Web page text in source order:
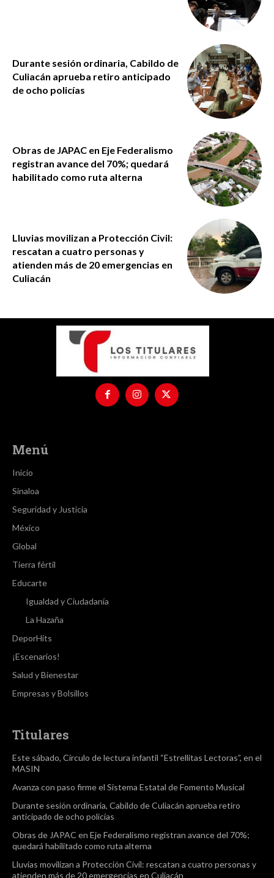
Durante sesión ordinaria, Cabildo de
Culiacán aprueba retiro anticipado
de ocho policías
Obras de JAPAC en Eje Federalismo
registran avance del 70%; quedará
habilitado como ruta alterna
Lluvias movilizan a Protección Civil:
rescatan a cuatro personas y
atienden más de 20 emergencias en
Culiacán
Menú
Inicio
Sinaloa
Seguridad y Justicia
México
Global
Tierra fértil
Educarte
Igualdad y Ciudadanía
La Hazaña
DeporHits
¡Escenarios!
Salud y Bienestar
Empresas y Bolsillos
Titulares
Este sábado, Círculo de lectura infantil “Estrellitas Lectoras”, en el
MASIN
Avanza con paso firme el Sistema Estatal de Fomento Musical
Durante sesión ordinaria, Cabildo de Culiacán aprueba retiro
anticipado de ocho policías
Obras de JAPAC en Eje Federalismo registran avance del 70%;
quedará habilitado como ruta alterna
Lluvias movilizan a Protección Civil: rescatan a cuatro personas y
atienden más de 20 emergencias en Culiacán